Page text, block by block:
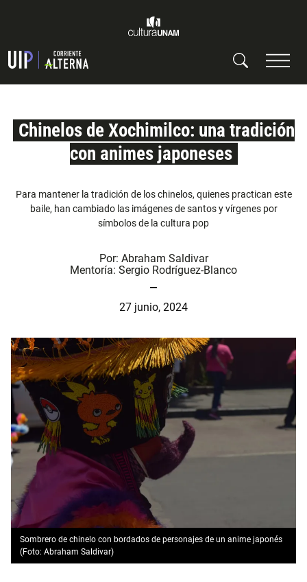
Chinelos de Xochimilco: una tradición
con animes japoneses
Para mantener la tradición de los chinelos, quienes practican este
baile, han cambiado las imágenes de santos y vírgenes por
símbolos de la cultura pop
Por: Abraham Saldivar
Mentoría: Sergio Rodríguez-Blanco
27 junio, 2024
Sombrero de chinelo con bordados de personajes de un anime japonés
(Foto: Abraham Saldivar)